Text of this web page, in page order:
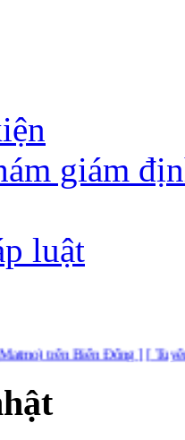
giám
luật
Biển Đông ] [ Tuyên truyền